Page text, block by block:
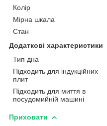
Колір
Мірна шкала
Стан
Додаткові характеристики
Тип дна
Підходить для індукційних
плит
Підходить для миття в
посудомийній машині
Приховати